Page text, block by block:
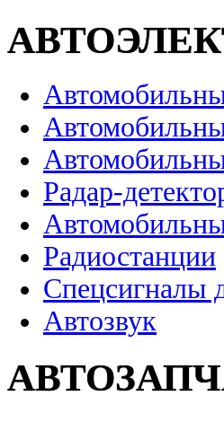
Радар-
Радиостанции
Спецсигналы
Автозвук